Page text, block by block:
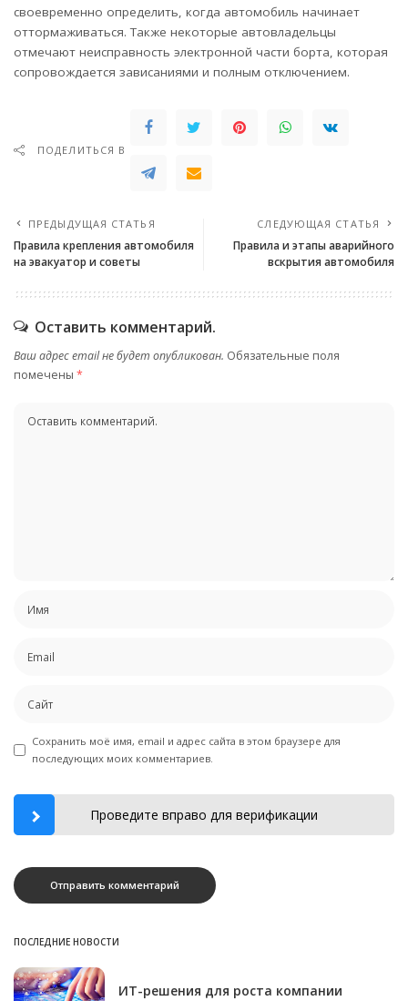
своевременно определить, когда автомобиль начинает
оттормаживаться. Также некоторые автовладельцы
отмечают неисправность электронной части борта, которая
сопровождается зависаниями и полным отключением.
ПОДЕЛИТЬСЯ В
ПРЕДЫДУЩАЯ СТАТЬЯ
Правила крепления автомобиля
на эвакуатор и советы
СЛЕДУЮЩАЯ СТАТЬЯ
Правила и этапы аварийного
вскрытия автомобиля
Оставить комментарий.
Ваш адрес email не будет опубликован. Обязательные поля
помечены *
Сохранить моё имя, email и адрес сайта в этом браузере для
последующих моих комментариев.
Проведите вправо для верификации
ПОСЛЕДНИЕ НОВОСТИ
ИТ-решения для роста компании